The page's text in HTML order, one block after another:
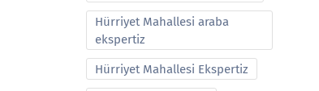
Hürriyet Mahallesi araba
ekspertiz
Hürriyet Mahallesi Ekspertiz